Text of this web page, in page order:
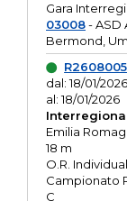
Gara
03008- ASD
Bermond,
R2608005
dal: 18/01/2026
al: 18/01/2026
Emilia
18 m
O.R.
Campionato
C